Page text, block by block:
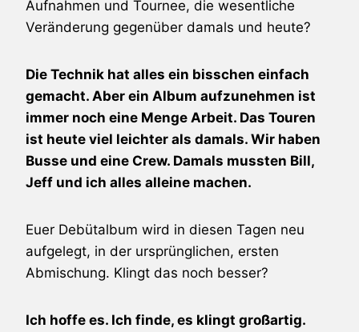
Aufnahmen und Tournee, die wesentliche
Veränderung gegenüber damals und heute?
Die Technik hat alles ein bisschen einfach
gemacht. Aber ein Album aufzunehmen ist
immer noch eine Menge Arbeit. Das Touren
ist heute viel leichter als damals. Wir haben
Busse und eine Crew. Damals mussten Bill,
Jeff und ich alles alleine machen.
Euer Debütalbum wird in diesen Tagen neu
aufgelegt, in der ursprünglichen, ersten
Abmischung. Klingt das noch besser?
Ich hoffe es. Ich finde, es klingt großartig.